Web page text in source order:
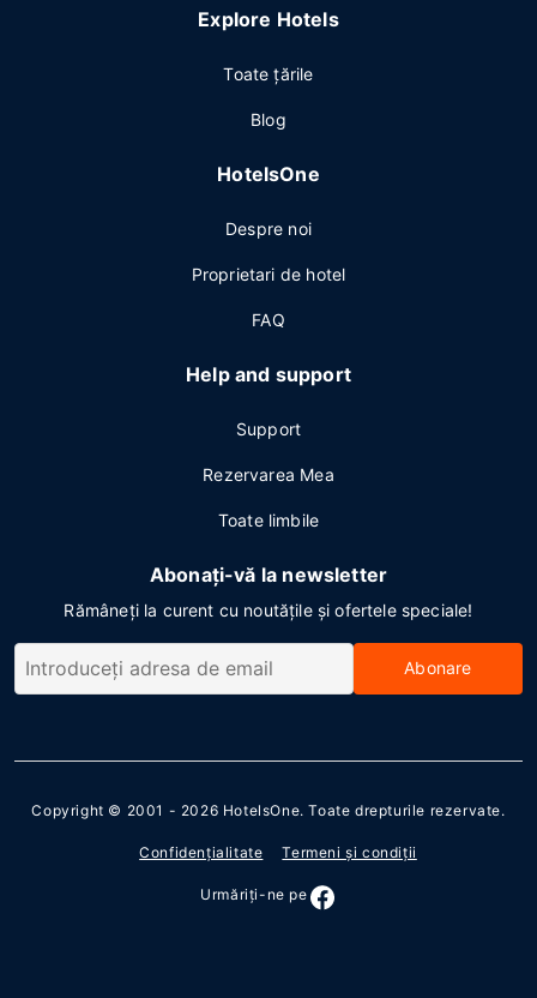
Explore Hotels
Toate ţările
Blog
HotelsOne
Despre noi
Proprietari de hotel
FAQ
Help and support
Support
Rezervarea Mea
Toate limbile
Abonați-vă la newsletter
Rămâneți la curent cu noutățile și ofertele speciale!
Abonare
Copyright © 2001 - 2026 HotelsOne. Toate drepturile rezervate.
Confidenţialitate Termeni şi condiţii
Urmăriţi-ne pe